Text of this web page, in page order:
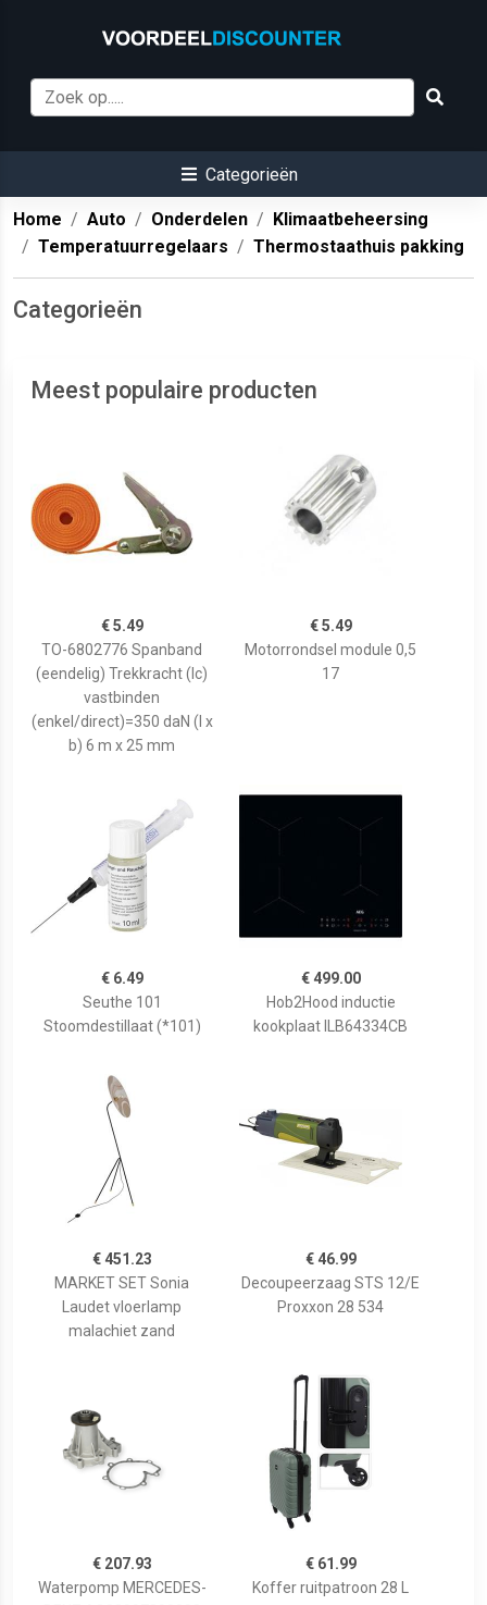
Categorieën
Home Auto Onderdelen
Klimaatbeheersing
Temperatuurregelaars
Thermostaathuis pakking
Categorieën
Meest populaire producten
€ 5.49
TO-6802776 Spanband
(eendelig) Trekkracht (lc)
vastbinden
(enkel/direct)=350 daN (l x
b) 6 m x 25 mm
€ 5.49
Motorrondsel module 0,5
17
€ 6.49
Seuthe 101
Stoomdestillaat (*101)
€ 499.00
Hob2Hood inductie
kookplaat ILB64334CB
€ 451.23
MARKET SET Sonia
Laudet vloerlamp
malachiet zand
€ 46.99
Decoupeerzaag STS 12/E
Proxxon 28 534
€ 207.93
Waterpomp MERCEDES-
€ 61.99
Koffer ruitpatroon 28 L